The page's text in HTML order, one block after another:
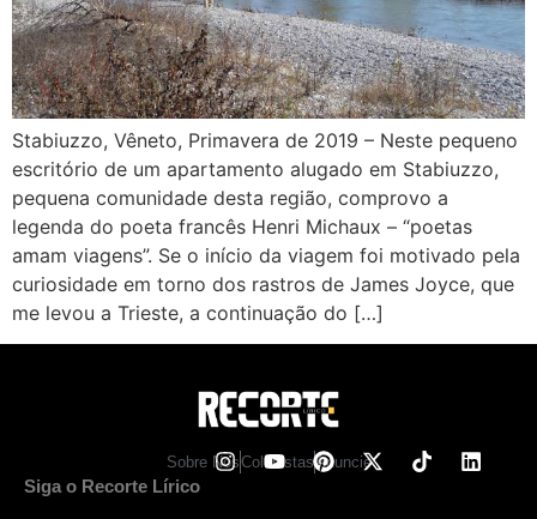
Stabiuzzo, Vêneto, Primavera de 2019 – Neste pequeno
escritório de um apartamento alugado em Stabiuzzo,
pequena comunidade desta região, comprovo a
legenda do poeta francês Henri Michaux – “poetas
amam viagens”. Se o início da viagem foi motivado pela
curiosidade em torno dos rastros de James Joyce, que
me levou a Trieste, a continuação do […]
Sobre NosColunistasAnuncie
Siga o Recorte Lírico